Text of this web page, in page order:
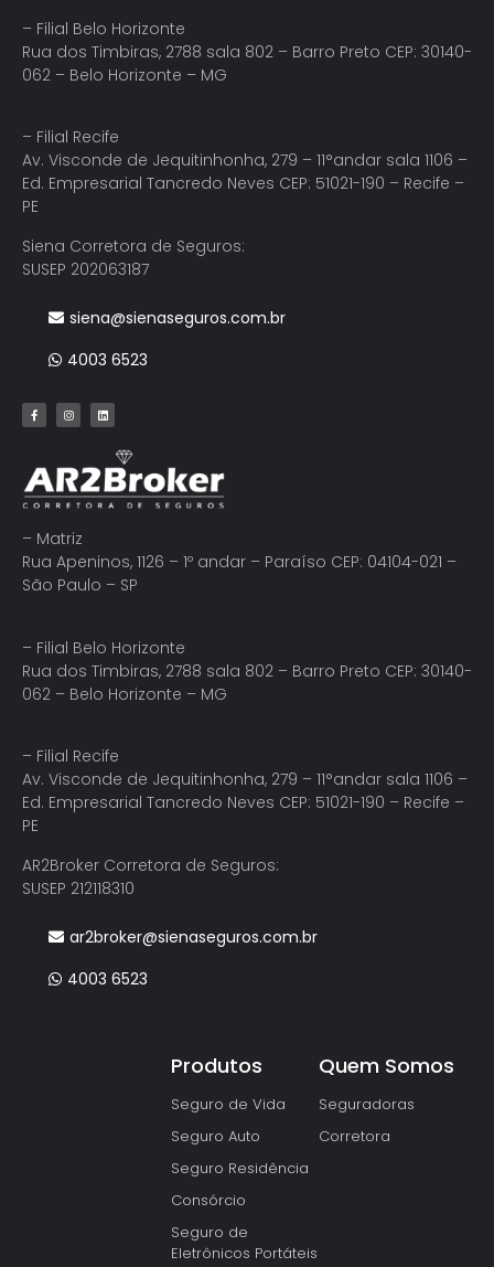
– Filial Belo Horizonte
Rua dos Timbiras, 2788 sala 802 – Barro Preto CEP: 30140-
062 – Belo Horizonte – MG
– Filial Recife
Av. Visconde de Jequitinhonha, 279 – 11°andar sala 1106 –
Ed. Empresarial Tancredo Neves CEP: 51021-190 – Recife –
PE
Siena Corretora de Seguros:
SUSEP 202063187
siena@sienaseguros.com.br
4003 6523
– Matriz
Rua Apeninos, 1126 – 1º andar – Paraíso CEP: 04104-021 –
São Paulo – SP
– Filial Belo Horizonte
Rua dos Timbiras, 2788 sala 802 – Barro Preto CEP: 30140-
062 – Belo Horizonte – MG
– Filial Recife
Av. Visconde de Jequitinhonha, 279 – 11°andar sala 1106 –
Ed. Empresarial Tancredo Neves CEP: 51021-190 – Recife –
PE
AR2Broker Corretora de Seguros:
SUSEP 212118310
ar2broker@sienaseguros.com.br
4003 6523
Produtos
Seguro de Vida
Seguro Auto
Seguro Residência
Consórcio
Seguro de
Eletrônicos Portáteis
Quem Somos
Seguradoras
Corretora